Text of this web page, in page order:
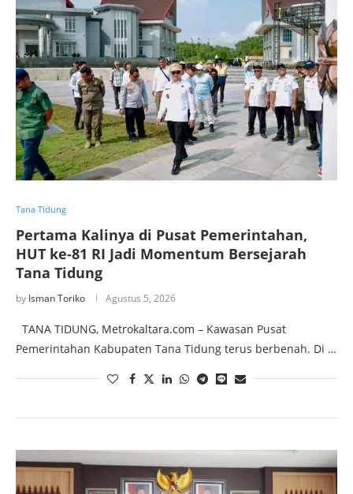
Tana Tidung
Pertama Kalinya di Pusat Pemerintahan,
HUT ke-81 RI Jadi Momentum Bersejarah
Tana Tidung
by Isman Toriko Agustus 5, 2026
TANA TIDUNG, Metrokaltara.com – Kawasan Pusat
Pemerintahan Kabupaten Tana Tidung terus berbenah. Di …